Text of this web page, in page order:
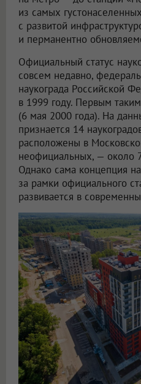
из самых
с развитой
и перманентно
Официальный статус
совсем недавно,
наукограда Российской
в 1999 году. Первым
(6 мая 2000 года). На
признается 14
расположены в
неофициальных, — около
Однако сама концепция
за рамки официального
развивается в